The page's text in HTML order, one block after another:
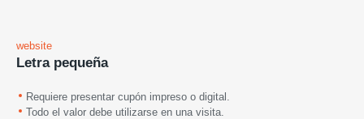
website
Letra pequeña
Requiere presentar cupón impreso o digital.
Todo el valor debe utilizarse en una visita.